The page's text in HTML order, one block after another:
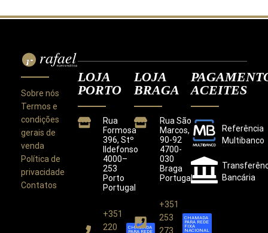
Este site utiliza cookies para melhorar a sua
Sobre nós
Termos e
condições
gerais de
venda
Política de
privacidade
Contatos
LOJA
PORTO
Rua
Formosa
396, Stº
Ildefonso
4000–
253
Porto
Portugal
+351
220
CHAMADA
PARA REDE
LOJA
BRAGA
Rua São
Marcos,
90-92
4700-
030
Braga
Portugal
+351
253
273
CHAMADA
PARA REDE
FIXA
NACIONAL
ACEITES
Referência
Multibanco
Bancária